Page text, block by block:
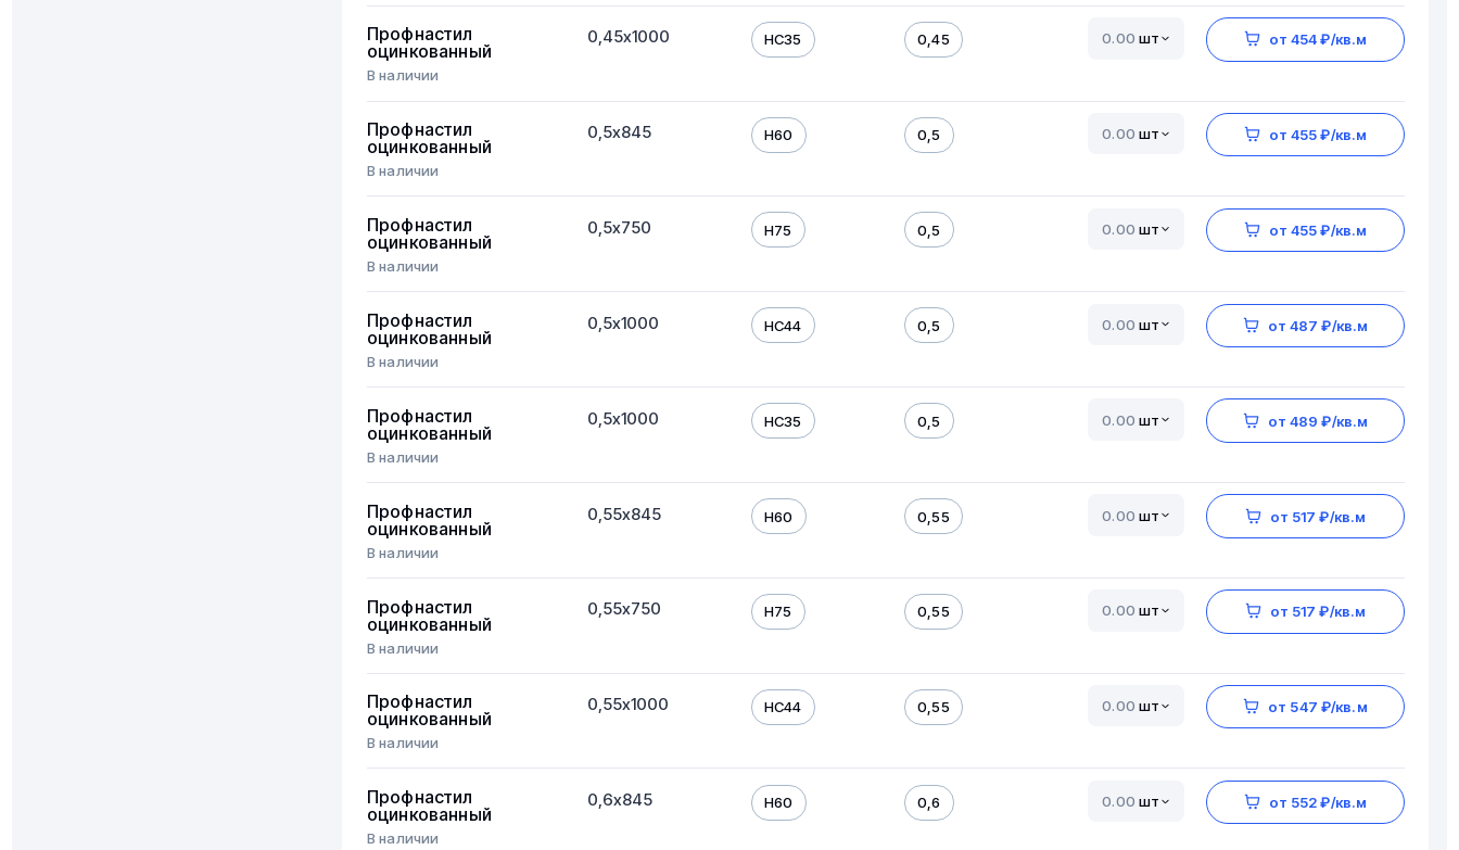
Профнастил
оцинкованный
В наличии
0,45х1000 HC35 0,45 шт от 454 ₽/кв.м
Профнастил
оцинкованный
В наличии
0,5х845 H60 0,5 шт от 455 ₽/кв.м
Профнастил
оцинкованный
В наличии
0,5х750 H75 0,5 шт от 455 ₽/кв.м
Профнастил
оцинкованный
В наличии
0,5х1000 HC44 0,5 шт от 487 ₽/кв.м
Профнастил
оцинкованный
В наличии
0,5х1000 HC35 0,5 шт от 489 ₽/кв.м
Профнастил
оцинкованный
В наличии
0,55х845 H60 0,55 шт от 517 ₽/кв.м
Профнастил
оцинкованный
В наличии
0,55х750 H75 0,55 шт от 517 ₽/кв.м
Профнастил
оцинкованный
В наличии
0,55х1000 HC44 0,55 шт от 547 ₽/кв.м
Профнастил
оцинкованный
В наличии
0,6х845 H60 0,6 шт от 552 ₽/кв.м